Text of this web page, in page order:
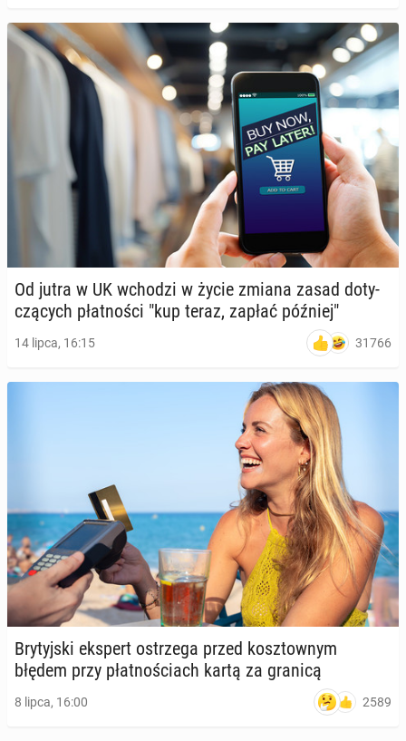
Od jutra w UK wchodzi w życie zmiana zasad do­ty­
czą­cych płat­no­ści "kup teraz, zapłać później"
14 lipca, 16:15 31766
Bry­tyj­ski ekspert ostrze­ga przed kosz­tow­nym
błędem przy płat­no­ściach kartą za granicą
8 lipca, 16:00 2589